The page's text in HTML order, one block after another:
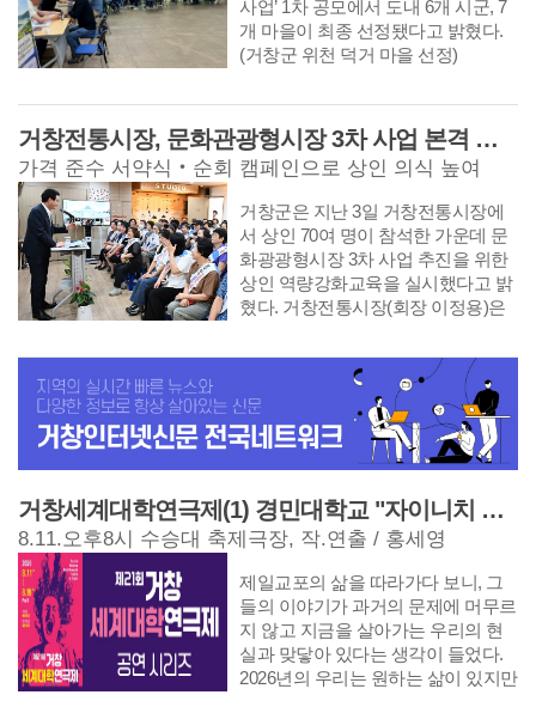
민체육대회는 서북부 경남 4개 군이
함께 만들어가는 화합과 상생의 축제
무를 철저히 점검하고, 긴밀한 협업
을 통해 빈틈없이 준비해 성공적인
부했다. 이어 "공동개최 4개 군 및 유
관기관과의 협력을 더욱 강화해 도민
모두가 만족하는 성공적인 대회를 만
들겠다"라고 말했다 한편 거창군은
앞으로 군 추진기획단 보고회와 4개
준비상황을 지속적으로 점검하고, 경
기장 시설 개선과 손님맞이 준비, 홍
보사업 등을 단계적으로 추진해 제66
회 경상남도민 체육대회의 성공 개최
에 행정역량을 집중할 계획이다.
건정책과 전자림 주무관이 수상했다.
이들은 새로운 시도와 실천을 통해
군민의 생활 편의를 높이고, 군민이
높은 평가를 받았다. 장려상은 ▲경
상남도 최초 지자체 안전보건경영시
스템(ISO45001) 인증을 획득한 안전
총괄과 김효순 주무관 ▲주민 소통을
통해 농업근로자 제2기숙사 건립과
공공형 계절근로자 확대 기반을 마련
한 전략담당관 김종훈 주무관 ▲신속
하고 촘촘한 지원금 지급으로 고유가
피해지원금 경남도 군부 1위와 경남
무관 ▲거창창포원 유료화를 안정적
으로 시행해 시설 운영 재원을 확보
한 환경과 오동균 주무관이 각각 선
정됐다. 이홍기 거창군수는 “적극행
정은 군민의 요구에 신속히 대응하
고, 더 나은 해결방안을 찾기 위해 공
직자가 책임감을 가지고 도전하는 것
에서 시작된다”며 “직원들이 군민을
지원하고, 일하다 발생한 어려움은
함께 책임지는 든든한 조직문화를 조
성하겠다”라고 말했다. 이어 “열심히
일해 만들어낸 성과가 직원들에게 돌
아갈 수 있도록 하고, 군민이 체감하
개최하여 현장에서 주민들의 건의사
항을 직접 청취하며 읍민과 밀접하게
소통하는 행정을 펼쳐 나갈 계획이
있다. 법무부 청소년범죄예방위원 거
창지역협의회(회장 강상대)는 ‘명인
과 함께하는 사랑의 베이킹 자선 바
폭력과 청소년 범죄 예방을 위한 선
도 활동을 비롯해 지역사회를 위한
다양한 봉사활동을 펼치고 있다. 경
남자동차전문정비사업조합 거창군
지회(지회장 김운석)는 지역인재 육
성을 위해 장학금 150만 원을 기탁했
다. 거창군지회는 2019년부터 매년
150만 원의 장학금을 기탁하고 있으
차량 무상점검을 실시하고 자연정화
활동에도 앞장서고 있다. 읍면 공유
냉장고 물품 후원 등 꾸준한 나눔을
실천하고 있는 음식점인 외양간 구시
(대표 정연합·서경자)는 ‘거창반값여
행’ 시행에 따른 매출 증대로 수익금
일부인 100만 원을 지역인재 육성을
위해 기탁했다. 도내 오리 사육 1위를
차지하고 있는 거창오리영농회(회장
을 기탁해 지역인재 육성에 앞장서고
있으며, 올해도 350만 원을 기탁해 경
제적으로 어려운 학생들이 학업에 매
진할 수 있도록 후원하고 있다. 이홍
기 이사장은 “지역 학생들을 위해 꾸
사업’ 1차 공모에서 도내 6개 시군, 7
개 마을이 최종 선정됐다고 밝혔다.
(거창군 위천 덕거 마을 선정)
거창전통시장, 문화관광형시장 3차 사업 본격 추진
가격 준수 서약식‧순회 캠페인으로 상인 의식 높여
거창군은 지난 3일 거창전통시장에
서 상인 70여 명이 참석한 가운데 문
화광광형시장 3차 사업 추진을 위한
상인 역량강화교육을 실시했다고 밝
혔다. 거창전통시장(회장 이정용)은
관광형시장 육성 공모사업에 선정(3
차 사업)된 이후, 본격적인 사업추진
에 앞서 상인의식개선과 역량강화를
위해 이번 교육을 마련했다. 이날 교
육은 군수 격려 인사, 상인 교육, 가격
준수 서약식, 전통시장 순회 캠페인
순으로 진행됐다. 성공적인 사업추진
을 위해서는 인프라 조성뿐 아니라
상인의 친절, 가격 준수, 깨끗한 환경
조성이 중요하다고 보고 이를 선행
과제로 추진했다. 상인들은 가격 준
수 서약 후 시장 주요 구간을 순회하
며 가격표시제 준수와 정찰제 정착을
위한 캠페인을 실시하고, 일부 점포
를 대상으로 올바른 가격 표시 방법
거창세계대학연극제(1) 경민대학교 "자이니치 블루스“
8.11.오후8시 수승대 축제극장, 작.연출 / 홍세영
제일교포의 삶을 따라가다 보니, 그
들의 이야기가 과거의 문제에 머무르
지 않고 지금을 살아가는 우리의 현
실과 맞닿아 있다는 생각이 들었다.
2026년의 우리는 원하는 삶이 있지만